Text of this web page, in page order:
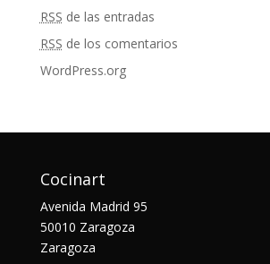
RSS de las entradas
RSS de los comentarios
WordPress.org
Cocinart
Avenida Madrid 95
50010 Zaragoza
Zaragoza